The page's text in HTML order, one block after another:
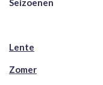
Seizoenen
Lente
Zomer